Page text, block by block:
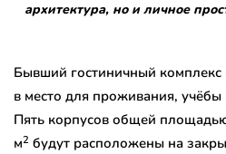
архитектура, но и личное
Бывший гостиничный комплекс
в место для проживания,
Пять корпусов общей
м2 будут расположены на